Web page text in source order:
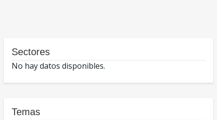
Sectores
No hay datos disponibles.
Temas